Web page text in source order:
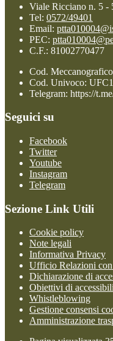
Viale Ricciano n. 5 -
Tel: 0572/49401
Email:
PEC:
C.F.: 81002770477
Cod.
Cod. Univoco:
Telegram: https://
Seguici su
Facebook
Twitter
Youtube
Instagram
Telegram
Sezione Link Utili
Cookie policy
Note legali
Informativa Privacy
Ufficio Relazioni
Dichiarazione di
Obiettivi di
Whistleblowing
Gestione consensi
Amministrazione